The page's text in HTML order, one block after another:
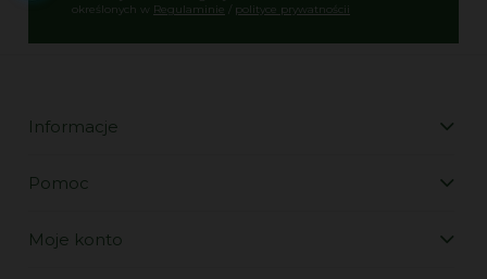
określonych w Regulaminie polityce prywatnościi
Informacje
Pomoc
Moje konto